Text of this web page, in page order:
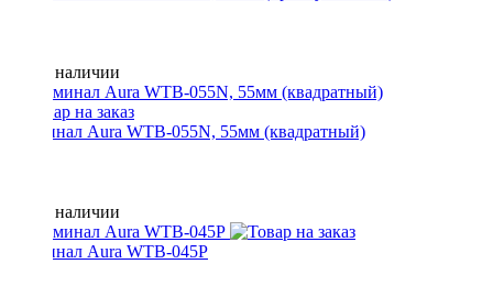
Нет в наличии
Терминал Aura WTB-055N, 55мм (квадратный)
Нет в наличии
Терминал Aura WTB-045P